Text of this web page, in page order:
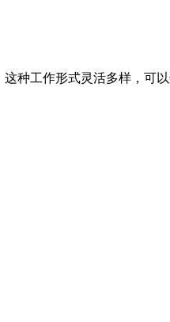
种工作形式灵活多样，可以